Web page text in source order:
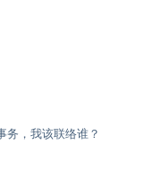
务，我该联络谁？